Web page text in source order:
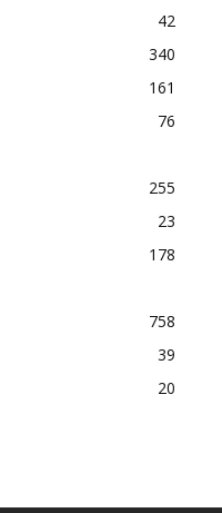
42
340
161
76
255
23
178
758
39
20